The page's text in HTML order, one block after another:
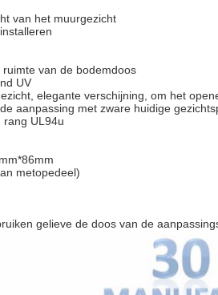
van het muurgezicht
van de bodemdoos
UV
elegante verschijning, om het
aanpassing met zware huidige
rang UL94u
metopedeel)
gelieve de doos van de